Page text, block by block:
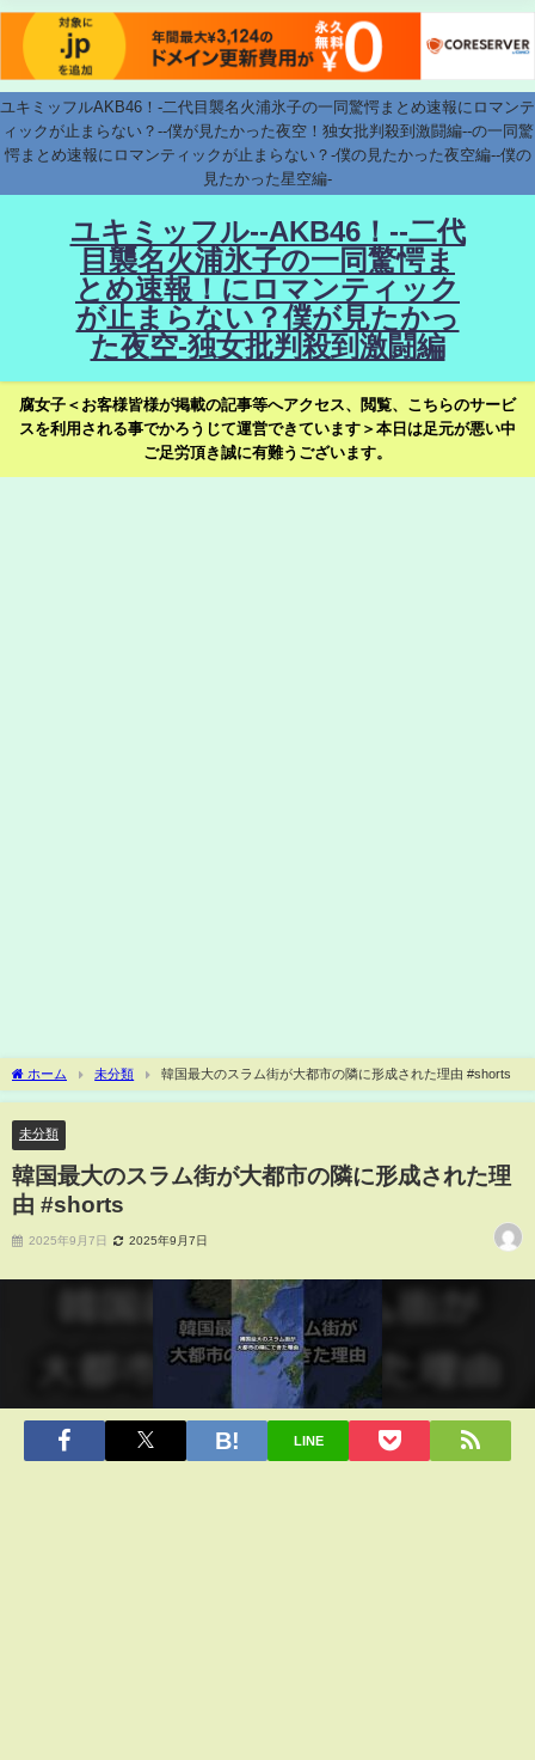
ユキミッフルAKB46！-二代目襲名火浦氷子の一同驚愕まとめ速報にロマンテ
ィックが止まらない？--僕が見たかった夜空！独女批判殺到激闘編--の一同驚
愕まとめ速報にロマンティックが止まらない？-僕の見たかった夜空編--僕の
見たかった星空編-
ユキミッフル--AKB46！--二代
目襲名火浦氷子の一同驚愕ま
とめ速報！にロマンティック
が止まらない？僕が見たかっ
た夜空-独女批判殺到激闘編
腐女子＜お客様皆様が掲載の記事等へアクセス、閲覧、こちらのサービ
スを利用される事でかろうじて運営できています＞本日は足元が悪い中
ご足労頂き誠に有難うございます。
ホーム 未分類 韓国最大のスラム街が大都市の隣に形成された理由 #shorts
未分類
韓国最大のスラム街が大都市の隣に形成された理
由 #shorts
2025年9月7日 2025年9月7日
LINE